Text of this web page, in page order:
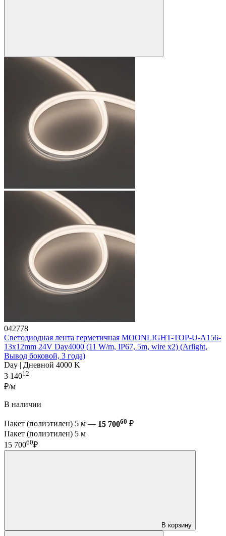
042778
Светодиодная лента герметичная MOONLIGHT-TOP-U-A156-
13x12mm 24V Day4000 (11 W/m, IP67, 5m, wire x2) (Arlight,
Вывод боковой, 3 года)
Day | Дневной 4000 K
3 14012
₽/м
В наличии
Пакет (полиэтилен) 5 м — 15 70060 ₽
Пакет (полиэтилен) 5 м
15 70060₽
В корзину